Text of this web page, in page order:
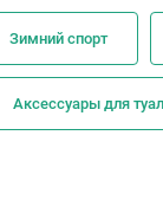
Зимний спорт
Аксессуары для